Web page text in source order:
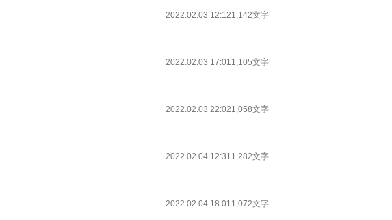
2022.02.03 12:121,142文字
2022.02.03 17:011,105文字
2022.02.03 22:021,058文字
2022.02.04 12:311,282文字
2022.02.04 18:011,072文字